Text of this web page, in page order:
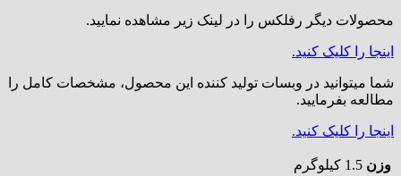
محصولات دیگر رفلکس را در لینک زیر مشاهده نمایید.
اینجا را کلیک کنید.
شما میتوانید در وبسات تولید کننده این محصول، مشخصات کامل را
مطالعه بفرمایید.
اینجا را کلیک کنید.
وزن 1.5 کیلوگرم